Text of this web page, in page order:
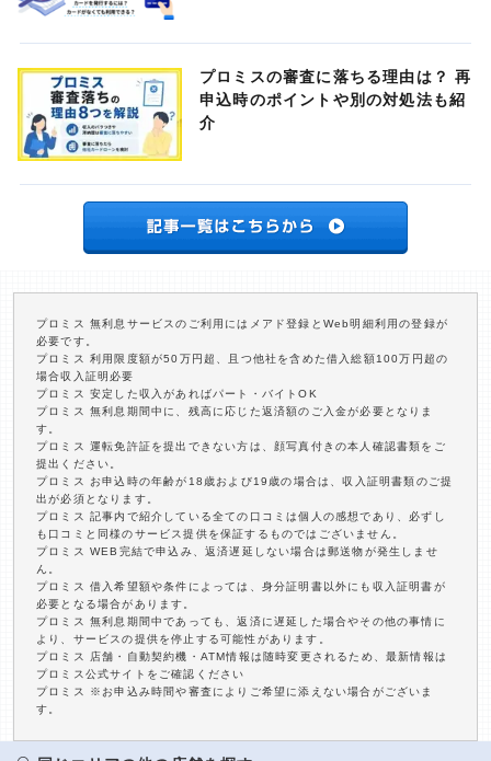
プロミスの審査に落ちる理由は？ 再
申込時のポイントや別の対処法も紹
介
プロミス 無利息サービスのご利用にはメアド登録とWeb明細利用の登録が
必要です。
プロミス 利用限度額が50万円超、且つ他社を含めた借入総額100万円超の
場合収入証明必要
プロミス 安定した収入があればパート・バイトOK
プロミス 無利息期間中に、残高に応じた返済額のご入金が必要となりま
す。
プロミス 運転免許証を提出できない方は、顔写真付きの本人確認書類をご
提出ください。
プロミス お申込時の年齢が18歳および19歳の場合は、収入証明書類のご提
出が必須となります。
プロミス 記事内で紹介している全ての口コミは個人の感想であり、必ずし
も口コミと同様のサービス提供を保証するものではございません。
プロミス WEB完結で申込み、返済遅延しない場合は郵送物が発生しませ
ん。
プロミス 借入希望額や条件によっては、身分証明書以外にも収入証明書が
必要となる場合があります。
プロミス 無利息期間中であっても、返済に遅延した場合やその他の事情に
より、サービスの提供を停止する可能性があります。
プロミス 店舗・自動契約機・ATM情報は随時変更されるため、最新情報は
プロミス公式サイトをご確認ください
プロミス ※お申込み時間や審査によりご希望に添えない場合がございま
す。